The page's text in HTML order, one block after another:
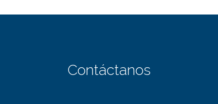
Contáctanos